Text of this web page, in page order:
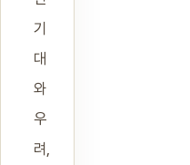
기
대
와
우
려,